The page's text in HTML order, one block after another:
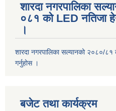
शारदा नगरपालिका
०८१ को LED नतिजा
।
शारदा नगरपालिका सल्यानको २०८०/
गर्नुहोस ।
बजेट तथा कार्यक्रम